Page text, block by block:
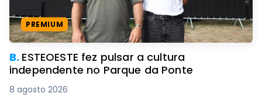
PREMIUM
B. ESTEOESTE fez pulsar a cultura
independente no Parque da Ponte
8 agosto 2026